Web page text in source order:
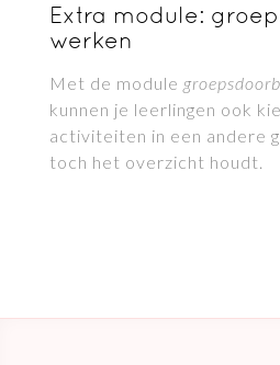
Extra module:
werken
Met de module
kunnen je leerlingen ook
activiteiten in een andere
toch het overzicht houdt.